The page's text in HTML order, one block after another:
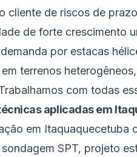
cliente de riscos de
de forte crescimento
por estacas
terrenos
com todas
aplicadas em
em
SPT, projeto